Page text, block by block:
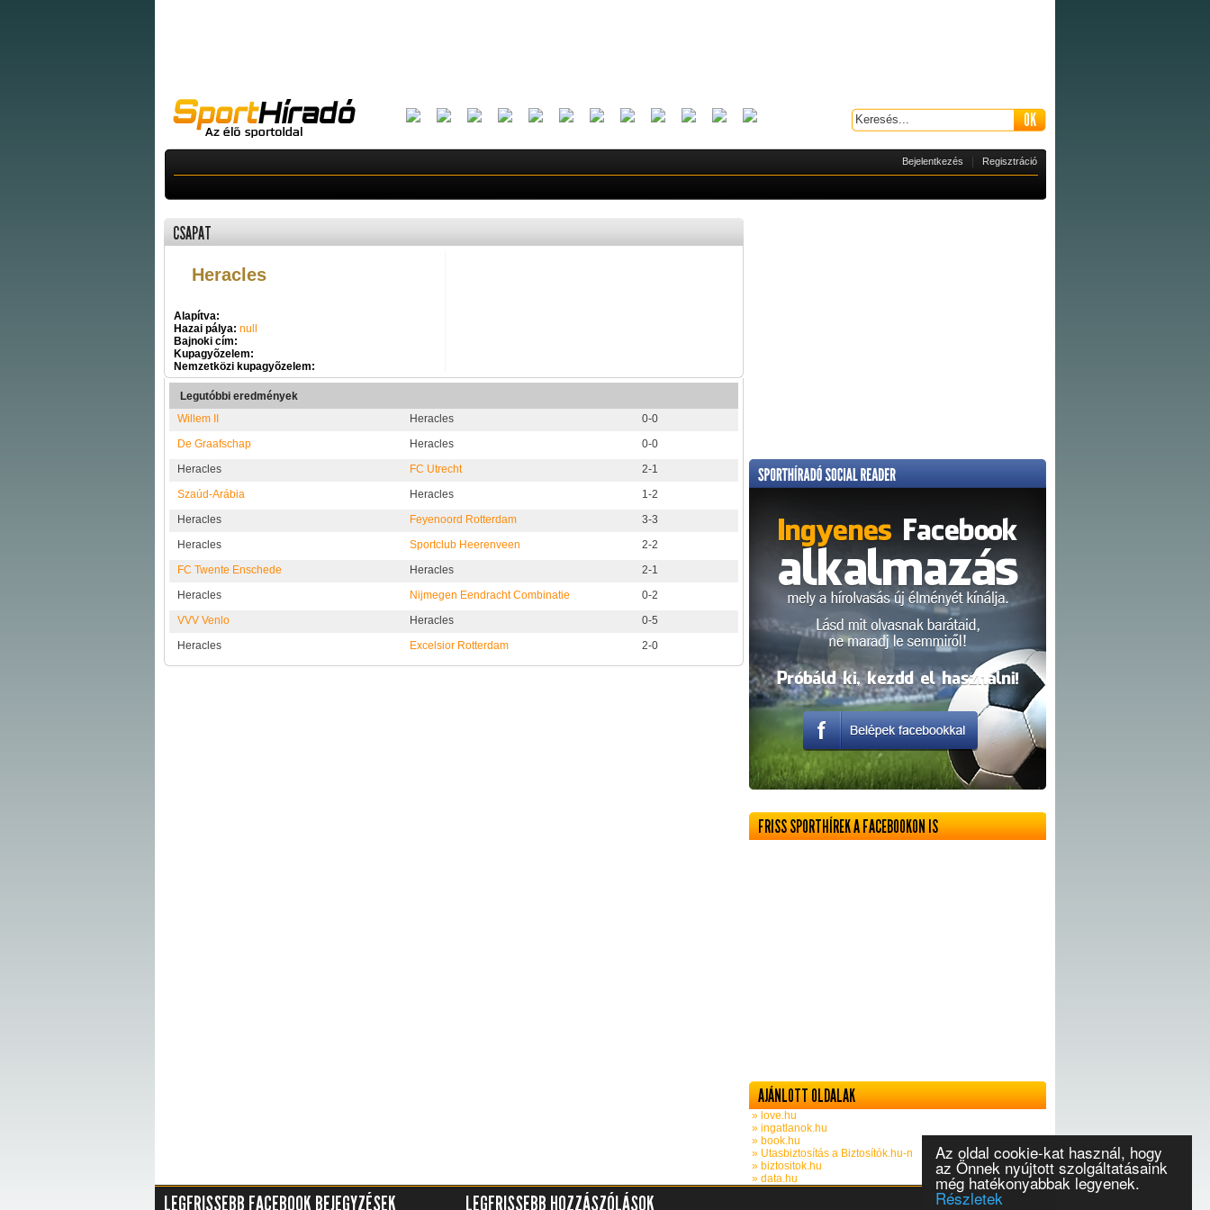
Az oldal cookie-kat használ, hogy
az Önnek nyújtott szolgáltatásaink
még hatékonyabbak legyenek.
Részletek
Bejelentkezés Regisztráció
CSAPAT
Heracles
Alapítva:
Hazai pálya: null
Bajnoki cím:
Kupagyõzelem:
Nemzetközi kupagyõzelem:
Legutóbbi eredmények
Willem II
Heracles
0-0
De Graafschap
Heracles
0-0
Heracles
FC Utrecht
2-1
Szaúd-Arábia
Heracles
1-2
Heracles
Feyenoord Rotterdam
3-3
Heracles
Sportclub Heerenveen
2-2
FC Twente Enschede
Heracles
2-1
Heracles
Nijmegen Eendracht Combinatie
0-2
VVV Venlo
Heracles
0-5
Heracles
Excelsior Rotterdam 2-0
FRISS SPORTHÍREK A FACEBOOKON IS
AJÁNLOTT OLDALAK
» love.hu
» ingatlanok.hu
» book.hu
» Utasbiztosítás a Biztosítók.hu-n
» biztositok.hu
» data.hu
LEGFRISSEBB FACEBOOK BEJEGYZÉSEK LEGFRISSEBB HOZZÁSZÓLÁSOK